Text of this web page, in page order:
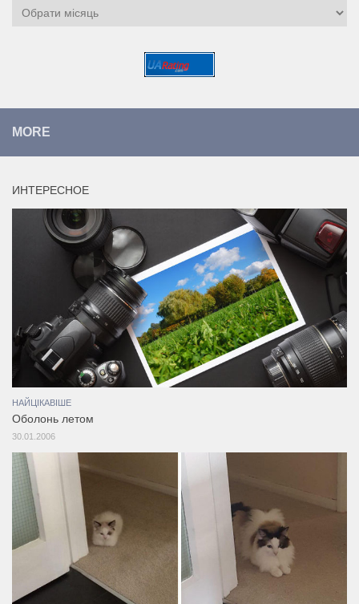
Архіви
MORE
ИНТЕРЕСНОЕ
НАЙЦІКАВІШЕ
Оболонь летом
30.01.2006